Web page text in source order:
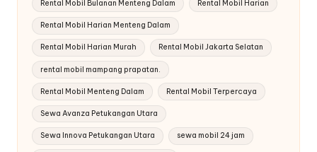
Rental Mobil Bulanan Menteng Dalam Rental Mobil Harian
Rental Mobil Harian Menteng Dalam
Rental Mobil Harian Murah Rental Mobil Jakarta Selatan
rental mobil mampang prapatan.
Rental Mobil Menteng Dalam Rental Mobil Terpercaya
Sewa Avanza Petukangan Utara
Sewa Innova Petukangan Utara sewa mobil 24 jam